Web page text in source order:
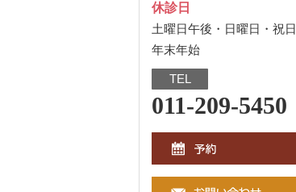
休診日
土曜日午後・日曜日・祝日
年末年始
TEL
011-209-5450